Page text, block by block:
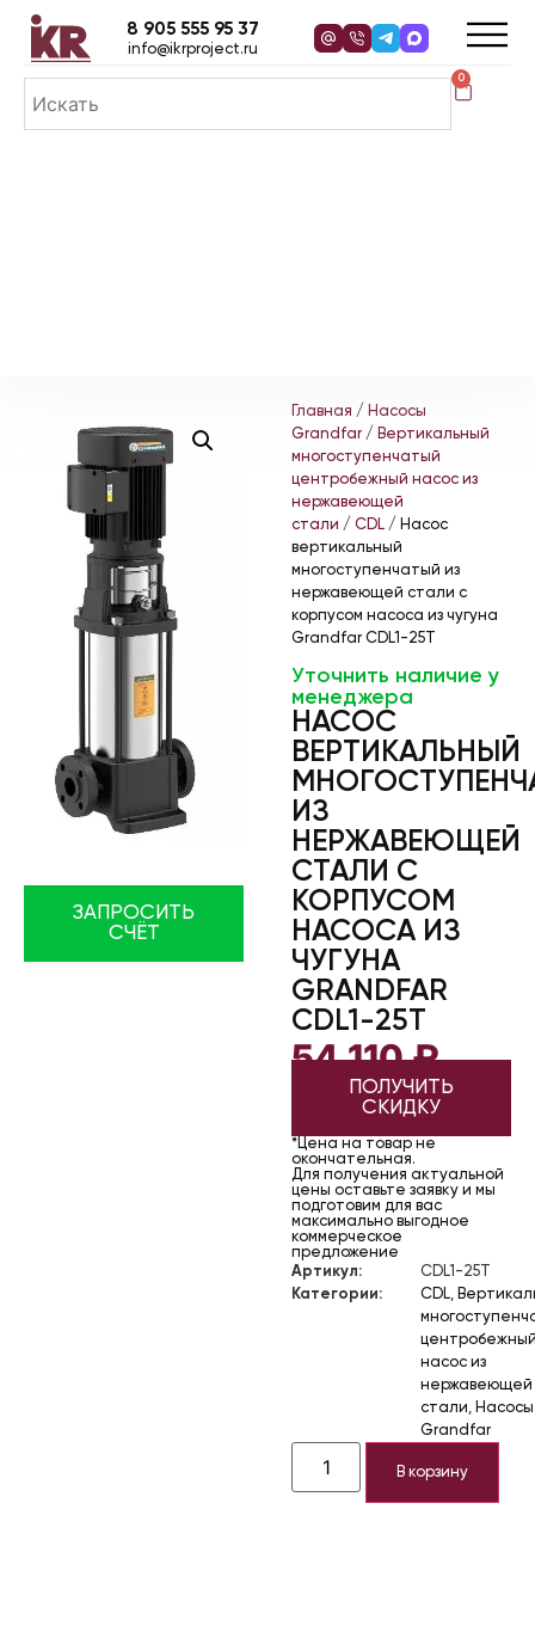
0
8 905 555 95 37
info@ikrproject.ru
ЗАПРОСИТЬ
СЧЁТ
Главная / Насосы
Grandfar / Вертикальный
многоступенчатый
центробежный насос из
нержавеющей
стали / CDL / Насос
вертикальный
многоступенчатый из
нержавеющей стали с
корпусом насоса из чугуна
Grandfar CDL1-25T
Уточнить наличие у
менеджера
НАСОС
ВЕРТИКАЛЬНЫЙ
ИЗ
НЕРЖАВЕЮЩЕЙ
СТАЛИ С
КОРПУСОМ
НАСОСА ИЗ
ЧУГУНА
GRANDFAR
CDL1-25T
54 110₽
ПОЛУЧИТЬ
СКИДКУ
*Цена на товар не
окончательная.
Для получения актуальной
цены оставьте заявку и мы
подготовим для вас
максимально выгодное
коммерческое
предложение
Артикул:
CDL1-25T
Категории:
CDL,
насос из
нержавеющей
стали, Насосы
Grandfar
В корзину